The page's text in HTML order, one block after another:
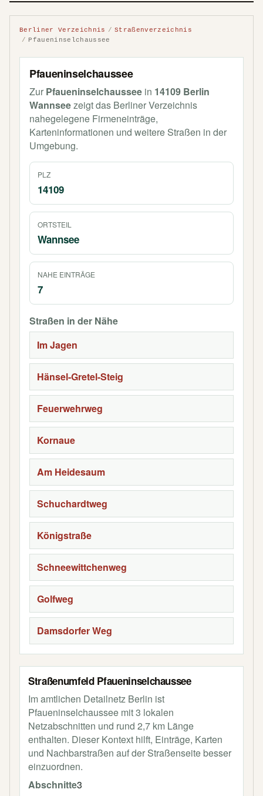
Berliner Verzeichnis
Straßenverzeichnis
Pfaueninselchaussee
Pfaueninselchaussee
Zur Pfaueninselchaussee in 14109 Berlin
Wannseezeigt das Berliner Verzeichnis
nahegelegene Firmeneinträge,
Karteninformationen und weitere Straßen in der
Umgebung.
PLZ
14109
ORTSTEIL
Wannsee
NAHE EINTRÄGE
7
Straßen in der Nähe
Im Jagen
Hänsel-Gretel-Steig
Feuerwehrweg
Kornaue
Am Heidesaum
Schuchardtweg
Königstraße
Schneewittchenweg
Golfweg
Damsdorfer Weg
Straßenumfeld Pfaueninselchaussee
Im amtlichen Detailnetz Berlin ist
Pfaueninselchaussee mit 3 lokalen
Netzabschnitten und rund 2,7 km Länge
enthalten. Dieser Kontext hilft, Einträge, Karten
und Nachbarstraßen auf der Straßenseite besser
einzuordnen.
Abschnitte3